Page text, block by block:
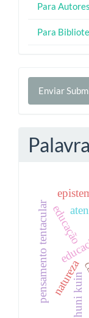
Para Autores
Para
Enviar
Enviar
educação
pensamento tentacular huni kuin
natureza